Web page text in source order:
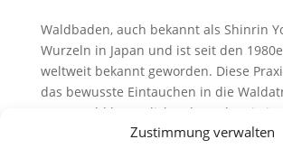
Zustimmung verwalten
Waldbaden, auch bekannt als Shinrin
Wurzeln in Japan und ist seit den
weltweit bekannt geworden. Diese
das bewusste Eintauchen in die
um sowohl körperliche als auch
zu fördern. Der...